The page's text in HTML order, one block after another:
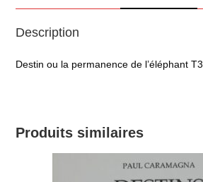
Description
Destin ou la permanence de l’éléphant T3
Produits similaires